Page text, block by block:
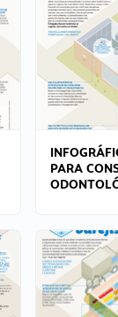
PARA